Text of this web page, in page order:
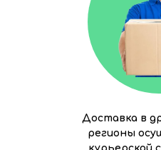
Доставка в
регионы